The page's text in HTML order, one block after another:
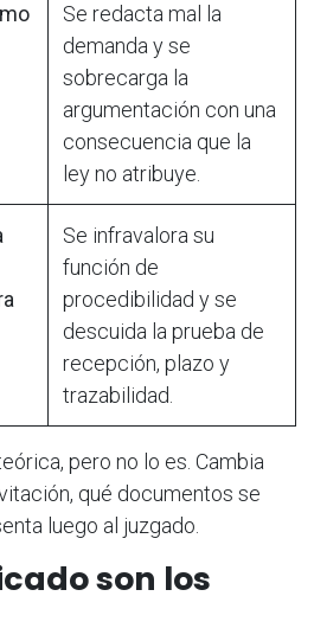
Se redacta mal la
demanda y se
sobrecarga la
argumentación con una
consecuencia que la
ley no atribuye.
Se infravalora su
función de
procedibilidad y se
descuida la prueba de
recepción, plazo y
trazabilidad.
pero no lo es. Cambia
qué documentos se
luego al juzgado.
son los